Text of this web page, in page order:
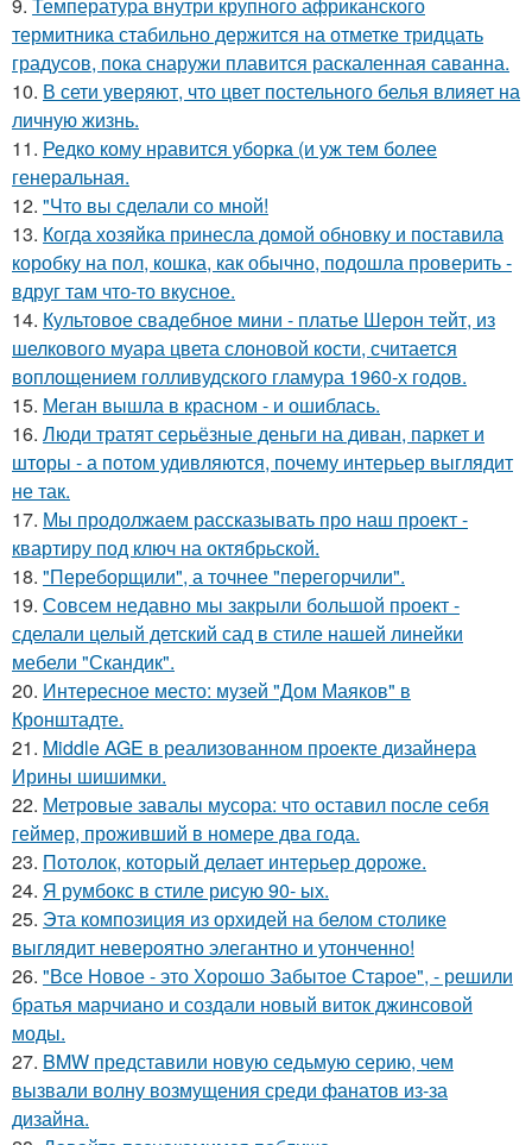
термитника стабильно держится на отметке тридцать
градусов, пока снаружи плавится раскаленная саванна.
10. В сети уверяют, что цвет постельного белья влияет на
личную жизнь.
11. Редко кому нравится уборка (и уж тем более
генеральная.
12. "Что вы сделали со мной!
13. Когда хозяйка принесла домой обновку и поставила
коробку на пол, кошка, как обычно, подошла проверить -
вдруг там что-то вкусное.
14. Культовое свадебное мини - платье Шерон тейт, из
шелкового муара цвета слоновой кости, считается
воплощением голливудского гламура 1960-х годов.
15. Меган вышла в красном - и ошиблась.
16. Люди тратят серьёзные деньги на диван, паркет и
шторы - а потом удивляются, почему интерьер выглядит
не так.
17. Мы продолжаем рассказывать про наш проект -
квартиру под ключ на октябрьской.
18. "Переборщили", а точнее "перегорчили".
19. Совсем недавно мы закрыли большой проект -
сделали целый детский сад в стиле нашей линейки
мебели "Скандик".
20. Интересное место: музей "Дом Маяков" в
Кронштадте.
21. Middle AGE в реализованном проекте дизайнера
Ирины шишимки.
22. Метровые завалы мусора: что оставил после себя
геймер, проживший в номере два года.
23. Потолок, который делает интерьер дороже.
24. Я румбокс в стиле рисую 90- ых.
25. Эта композиция из орхидей на белом столике
выглядит невероятно элегантно и утонченно!
26. "Все Новое - это Хорошо Забытое Старое", - решили
братья марчиано и создали новый виток джинсовой
моды.
27. BMW представили новую седьмую серию, чем
вызвали волну возмущения среди фанатов из-за
дизайна.